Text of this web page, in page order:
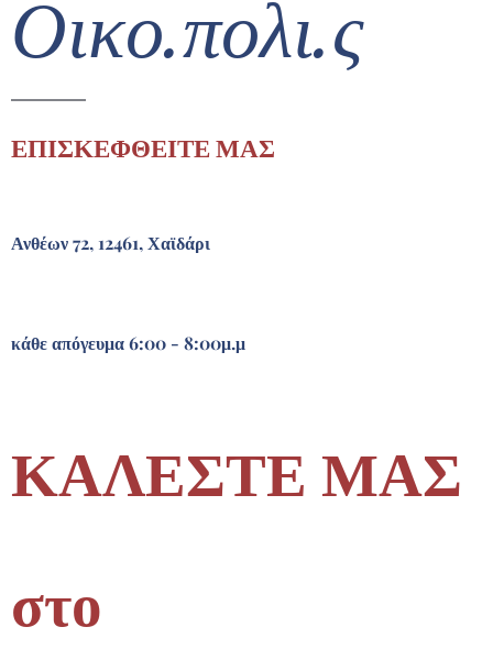
Οικο.πολι.ς
ΕΠΙΣΚΕΦΘΕΙΤΕ ΜΑΣ
Ανθέων 72, 12461, Χαϊδάρι
κάθε απόγευμα 6:00 - 8:00μ.μ
ΚΑΛΕΣΤΕ ΜΑΣ
στο